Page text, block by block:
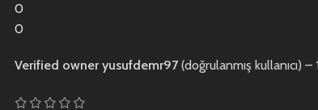
0
0
Verified owneryusufdemr97 (doğrulanmış kullanıcı) –